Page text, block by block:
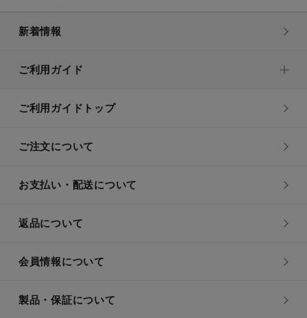
新着情報
ご利用ガイド
ご利用ガイドトップ
ご注文について
お支払い・配送について
返品について
会員情報について
製品・保証について